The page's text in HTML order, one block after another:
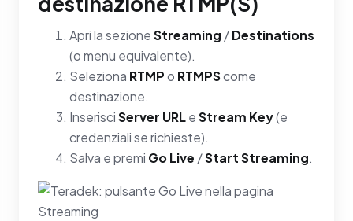
Apri la sezioneStreaming /Destinations
(o menu equivalente).
Seleziona RTMPo RTMPScome
destinazione.
InserisciServer URLeStream Key(e
credenziali se richieste).
Salva e premi Go Live /Start Streaming.